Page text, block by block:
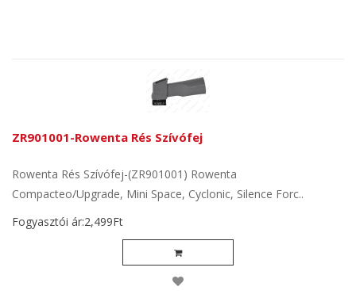
ZR901001-Rowenta Rés Szívófej
Rowenta Rés Szívófej-(ZR901001) Rowenta
Compacteo/Upgrade, Mini Space, Cyclonic, Silence Forc..
Fogyasztói ár:2,499Ft